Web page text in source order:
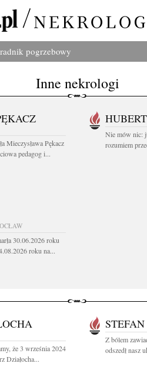
pogrzebowy
Inne nekrologi
Mieczysława Pękacz
pedagog i...
Nie mów nic:
rozumiem
30.06.2026 roku
roku na...
że 3 września 2024
Działocha...
Z bólem
odszedł nasz